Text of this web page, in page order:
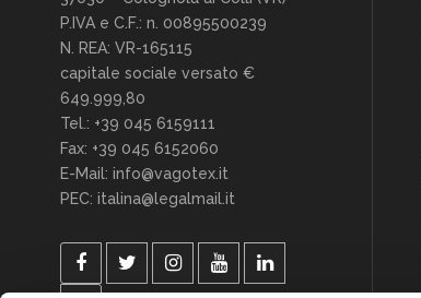
P.IVA e C.F.: n. 00895500239
N. REA: VR-165115
capitale sociale versato €
649.999,80
Tel.: +39 045 6159111
Fax: +39 045 6152060
E-Mail: info@vagotex.it
PEC: italina@legalmail.it